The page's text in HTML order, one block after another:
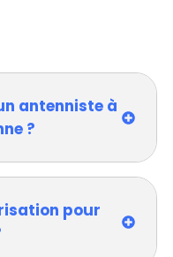
antenniste à
?
pour